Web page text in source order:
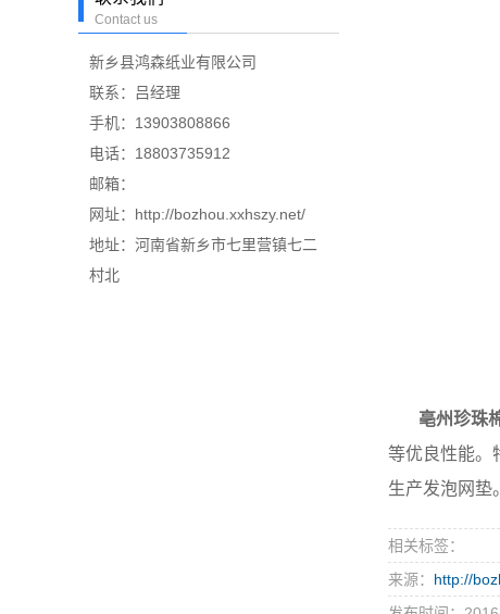
Contact us
新乡县鸿森纸业有限公司
联系：吕经理
手机：13903808866
电话：18803735912
邮箱：
网址：http://bozhou.xxhszy.net/
地址：河南省新乡市七里营镇七二
村北
亳州珍珠
等优良性能。
生产发泡网垫。
相关标签：
来源： http://